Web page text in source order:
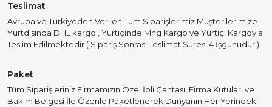
Teslimat
Avrupa ve Türkiyeden Verilen Tüm Siparişlerimiz Müşterilerimize
Yurtdısında DHL kargo , Yurtiçinde Mng Kargo ve Yurtiçi Kargoyla
Teslim Edilmektedir ( Sipariş Sonrası Teslimat Süresi 4 İşgünüdür )
Paket
Tüm Siparişleriniz Firmamızın Özel İpli Çantası, Firma Kutuları ve
Bakım Belgesi İle Özenle Paketlenerek Dünyanın Her Yerindeki